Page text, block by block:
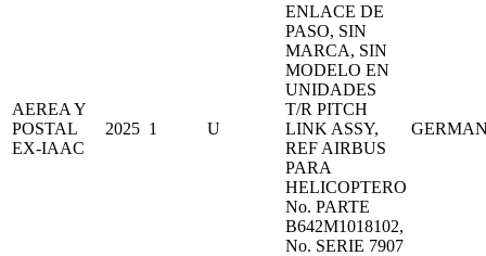
AEREA Y
POSTAL
EX-IAAC
2025 1 U
ENLACE DE
PASO, SIN
MARCA, SIN
MODELO EN
UNIDADES
T/R PITCH
LINK ASSY,
REF AIRBUS
PARA
HELICOPTERO
No. PARTE
B642M1018102,
No. SERIE 7907